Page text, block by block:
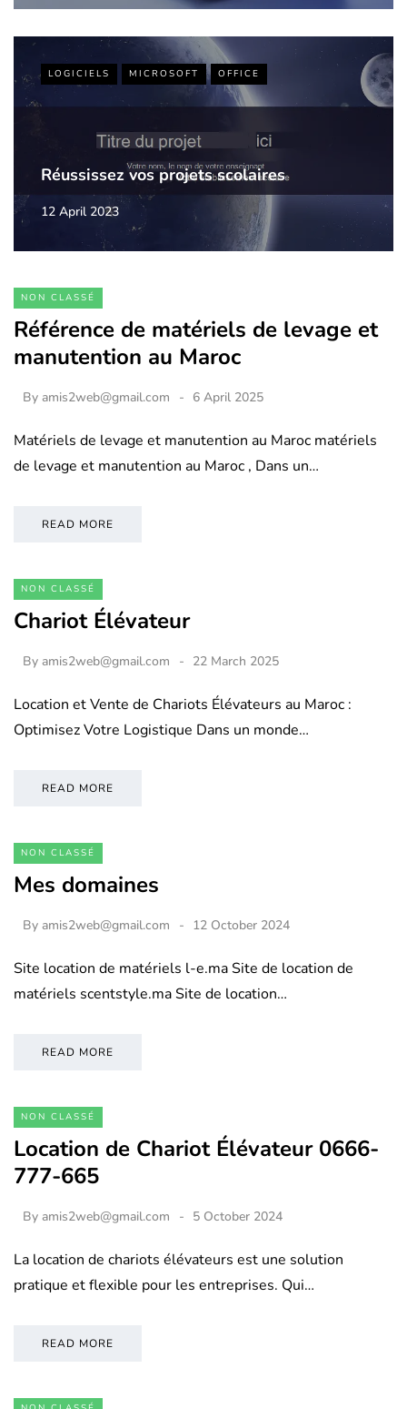
LOGICIELS MICROSOFT OFFICE
Réussissez vos projets scolaires
12 April 2023
NON CLASSÉ
Référence de matériels de levage et
manutention au Maroc
By amis2web@gmail.com 6 April 2025
Matériels de levage et manutention au Maroc matériels
de levage et manutention au Maroc , Dans un…
READ MORE
NON CLASSÉ
Chariot Élévateur
By amis2web@gmail.com 22 March 2025
Location et Vente de Chariots Élévateurs au Maroc :
Optimisez Votre Logistique Dans un monde…
READ MORE
NON CLASSÉ
Mes domaines
By amis2web@gmail.com 12 October 2024
Site location de matériels l-e.ma Site de location de
matériels scentstyle.ma Site de location…
READ MORE
NON CLASSÉ
Location de Chariot Élévateur 0666-
777-665
By amis2web@gmail.com 5 October 2024
La location de chariots élévateurs est une solution
pratique et flexible pour les entreprises. Qui…
READ MORE